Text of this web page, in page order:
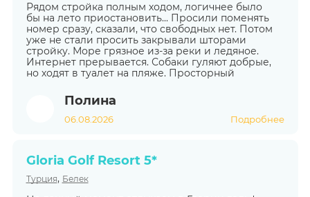
Рядом стройка полным ходом, логичнее было
бы на лето приостановить... Просили поменять
номер сразу, сказали, что свободных нет. Потом
уже не стали просить закрывали шторами
стройку. Море грязное из-за реки и ледяное.
Интернет прерывается. Собаки гуляют добрые,
но ходят в туалет на пляже. Просторный
Полина
06.08.2026 Подробнее
Gloria Golf Resort 5*
Турция, Белек